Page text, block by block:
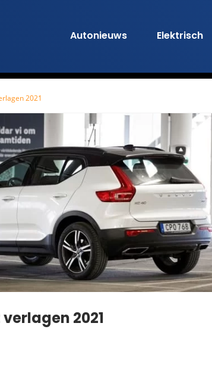
Autonieuws Elektrisch
2021
2021